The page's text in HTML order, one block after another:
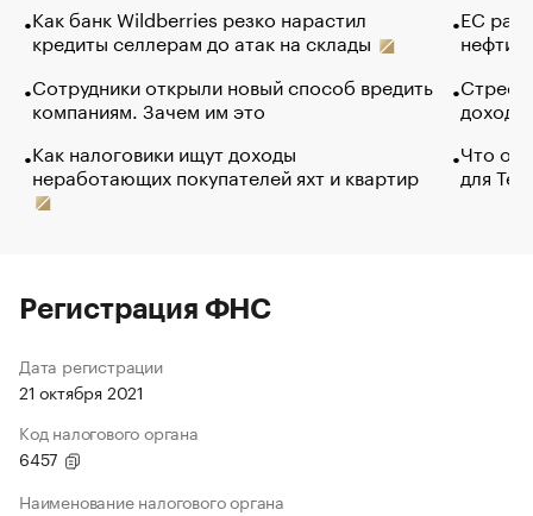
Как банк Wildberries резко нарастил
кредиты селлерам до атак на склады
Сотрудники открыли новый способ вредить
компаниям. Зачем им это
Как налоговики ищут доходы
неработающих покупателей яхт и квартир
ЕС
нефти
Что
для
Регистрация ФНС
Дата регистрации
21 октября 2021
Код налогового органа
6457
Наименование налогового органа